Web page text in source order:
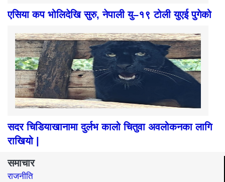
एसिया कप भोलिदेखि सुरु, नेपाली यु–१९ टोली युएई पुगेको
सदर चिडियाखानामा दुर्लभ कालो चितुवा अवलोकनका लागि
राखियो |
समाचार
राजनीति